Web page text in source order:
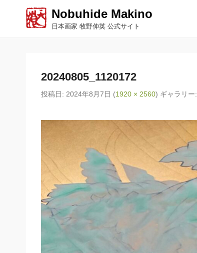
Nobuhide Makino
日本画家 牧野伸英 公式サイト
20240805_1120172
投稿日: 2024年8月7日 (1920 × 2560) ギャラリー: